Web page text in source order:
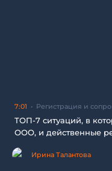
7:01 Регистрация и
ТОП-7 ситуаций, в
ООО, и действенные
Ирина Талантова